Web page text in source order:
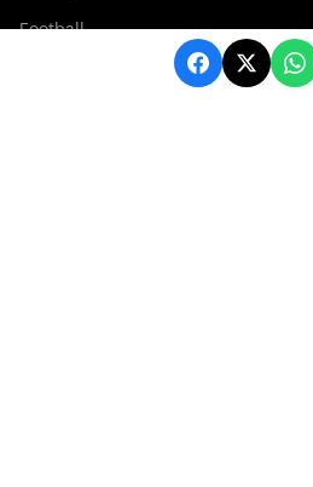
Football